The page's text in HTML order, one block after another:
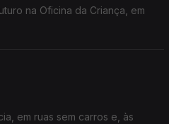
na Oficina da Criança, em
em ruas sem carros e, às